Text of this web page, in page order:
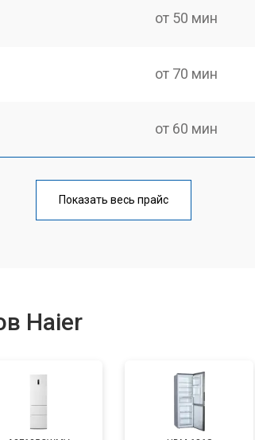
от 50 мин
от 70 мин
от 60 мин
от 60 мин
от 70 мин
Показать весь прайс
Haier